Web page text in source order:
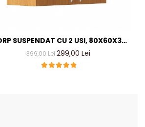
SUSPENDAT CU 2 USI, 80X60X35
CM, CULOARE CIRES, PAL 18MM
399,00 Lei299,00 Lei